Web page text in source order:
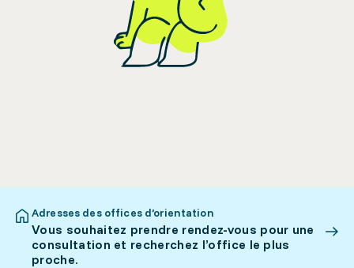
Adresses des offices d’orientation
Vous souhaitez prendre rendez-vous pour une
consultation et recherchez l’office le plus
proche.